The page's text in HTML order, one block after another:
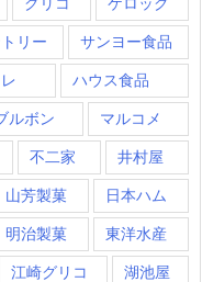
リー サンヨー食品
ハウス食品
ルボン マルコメ
不二家 井村屋
山芳製菓 日本ハム
明治製菓 東洋水産
江崎グリコ 湖池屋